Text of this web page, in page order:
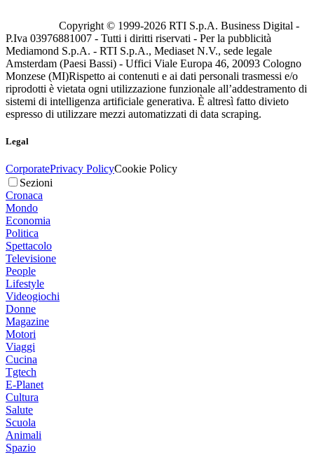
Copyright © 1999-2026 RTI S.p.A. Business Digital -
P.Iva 03976881007 - Tutti i diritti riservati - Per la pubblicità
Mediamond S.p.A. - RTI S.p.A., Mediaset N.V., sede legale
Amsterdam (Paesi Bassi) - Uffici Viale Europa 46, 20093 Cologno
Monzese (MI)Rispetto ai contenuti e ai dati personali trasmessi e/o
riprodotti è vietata ogni utilizzazione funzionale all’addestramento di
sistemi di intelligenza artificiale generativa. È altresì fatto divieto
espresso di utilizzare mezzi automatizzati di data scraping.
Legal
CorporatePrivacy PolicyCookie Policy
Sezioni
Cronaca
Mondo
Economia
Politica
Spettacolo
Televisione
People
Lifestyle
Videogiochi
Donne
Magazine
Motori
Viaggi
Cucina
Tgtech
E-Planet
Cultura
Salute
Scuola
Animali
Spazio